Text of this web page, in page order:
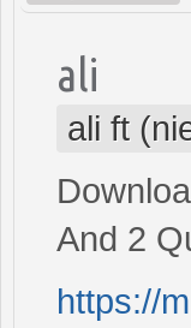
ali
ali ft
And 2
https://